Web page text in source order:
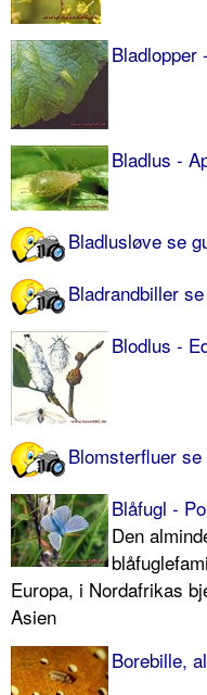
Bladlopper
Bladlus -
Bladlusløve se
Bladrandbiller
Blodlus -
Blomsterfluer
Blåfugl -
Den
Europa, i Nordafrikas
Asien
Borebille,